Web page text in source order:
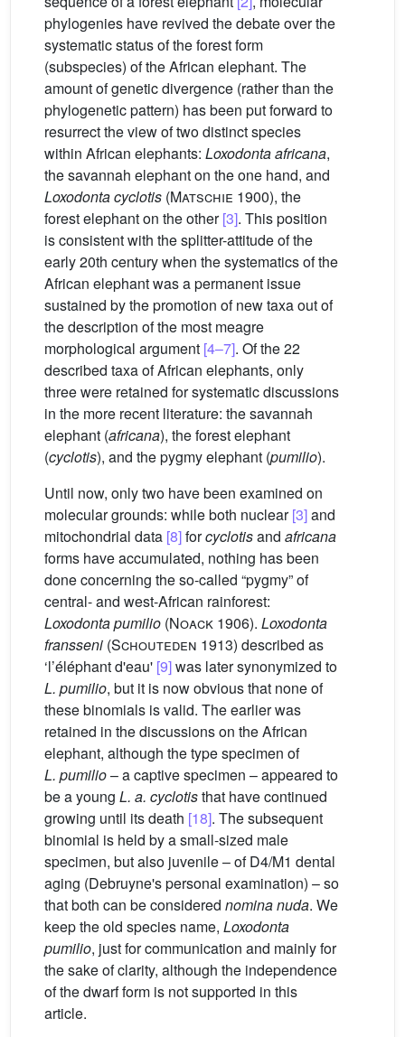
phylogenies have revived the debate over the
systematic status of the forest form
(subspecies) of the African elephant. The
amount of genetic divergence (rather than the
phylogenetic pattern) has been put forward to
resurrect the view of two distinct species
within African elephants: Loxodonta africana,
the savannah elephant on the one hand, and
Loxodonta cyclotis (Matschie 1900), the
forest elephant on the other[3]. This position
is consistent with the splitter-attitude of the
early 20th century when the systematics of the
African elephant was a permanent issue
sustained by the promotion of new taxa out of
the description of the most meagre
morphological argument [4–7]. Of the 22
described taxa of African elephants, only
three were retained for systematic discussions
in the more recent literature: the savannah
elephant (africana), the forest elephant
(cyclotis), and the pygmy elephant (pumilio).
Until now, only two have been examined on
molecular grounds: while both nuclear[3]and
mitochondrial data [8]forcyclotisand africana
forms have accumulated, nothing has been
done concerning the so-called “pygmy” of
central- and west-African rainforest:
Loxodonta pumilio (Noack 1906). Loxodonta
fransseni (Schouteden 1913) described as
‘l’éléphant d'eau' [9]was later synonymized to
L. pumilio, but it is now obvious that none of
these binomials is valid. The earlier was
retained in the discussions on the African
elephant, although the type specimen of
L. pumilio– a captive specimen – appeared to
be a young L. a. cyclotisthat have continued
growing until its death [18]. The subsequent
binomial is held by a small-sized male
specimen, but also juvenile – of D4/M1 dental
aging (Debruyne's personal examination) – so
that both can be considered nomina nuda. We
keep the old species name, Loxodonta
pumilio, just for communication and mainly for
the sake of clarity, although the independence
of the dwarf form is not supported in this
article.